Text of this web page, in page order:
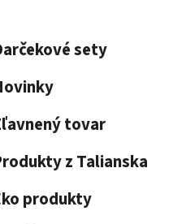
sety
tovar
z Talianska
produkty